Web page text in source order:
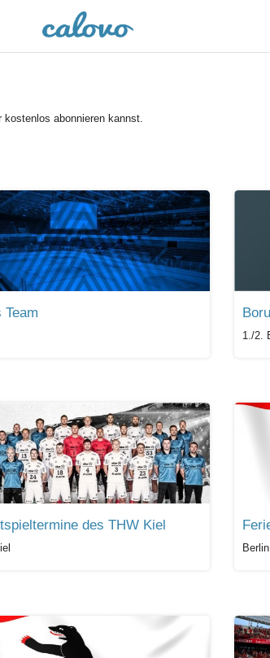
abonnieren kannst.
Team
1./2.
des THW Kiel
Berlin